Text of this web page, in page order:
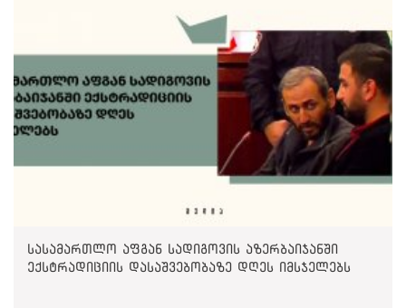
სასამართლო აფგან სადიგოვის აზერბაიჯანში
ექსტრადიციის დასაშვებობაზე დღეს იმსჯელებს